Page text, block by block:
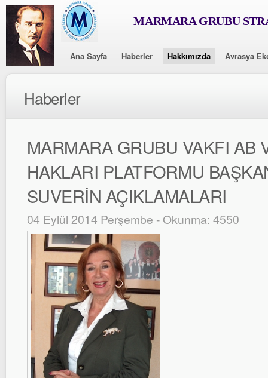
MARMARA GRUBU
Ana Sayfa Haberler Hakkımızda Avrasya
Haberler
MARMARA GRUBU VAKFI AB
HAKLARI PLATFORMU
SUVERİN AÇIKLAMALARI
04 Eylül 2014 Perşembe - Okunma: 4550